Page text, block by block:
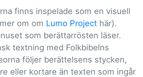
finns inspelade som en visuell
om om Lumo Project här).
som berättarrösten läser.
textning med Folkbibelns
följer berättelsens stycken,
eller kortare än texten som ingår